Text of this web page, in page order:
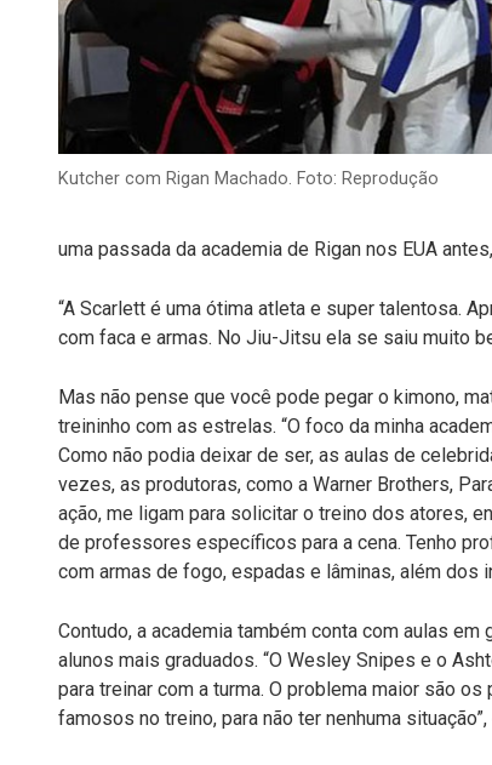
Kutcher com Rigan Machado. Foto: Reprodução
uma passada da academia de Rigan nos EUA
“A Scarlett é uma ótima atleta e super talentosa.
com faca e armas. No Jiu-Jitsu ela se saiu muito
Mas não pense que você pode pegar o kimono,
treininho com as estrelas. “O foco da minha
Como não podia deixar de ser, as aulas de
vezes, as produtoras, como a Warner Brothers,
ação, me ligam para solicitar o treino dos atores,
de professores específicos para a cena. Tenho
com armas de fogo, espadas e lâminas, além
Contudo, a academia também conta com aulas
alunos mais graduados. “O Wesley Snipes e o
para treinar com a turma. O problema maior são
famosos no treino, para não ter nenhuma situação”,